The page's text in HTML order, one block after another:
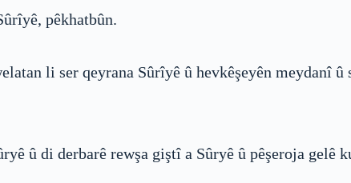
pêkhatbûn.
li ser qeyrana Sûrîyê û hevkêşeyên meydanî
û di derbarê rewşa giştî a Sûryê û pêşeroja gelê